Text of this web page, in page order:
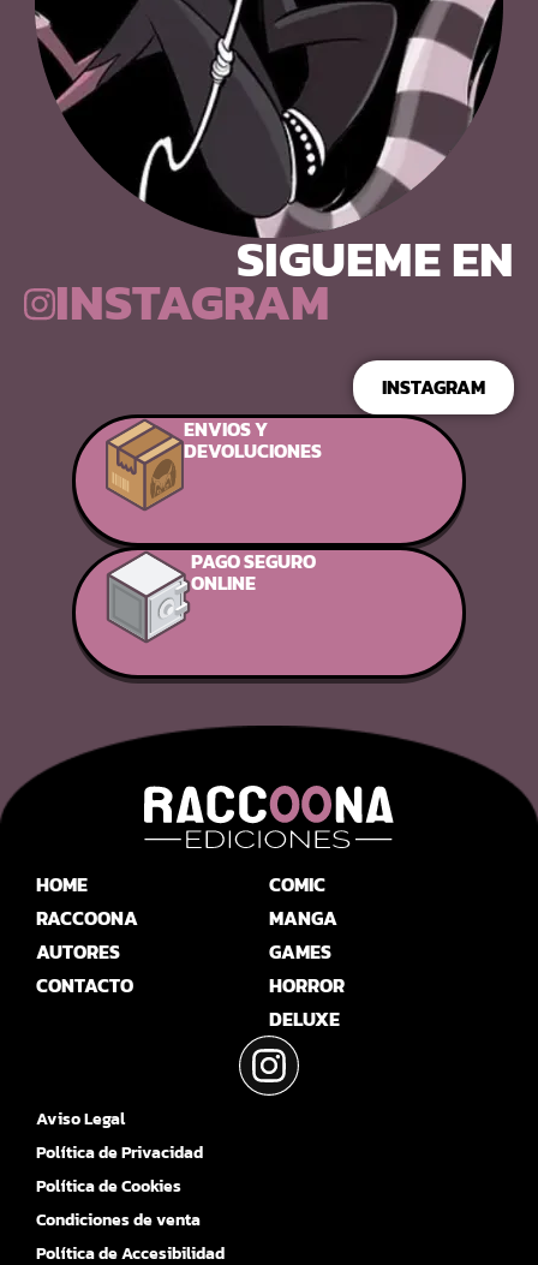
SIGUEME EN
INSTAGRAM
INSTAGRAM
ENVIOS Y
DEVOLUCIONES
PAGO SEGURO
ONLINE
HOME
RACCOONA
AUTORES
CONTACTO
COMIC
MANGA
GAMES
HORROR
DELUXE
Aviso Legal
Política de Privacidad
Política de Cookies
Condiciones de venta
Política de Accesibilidad